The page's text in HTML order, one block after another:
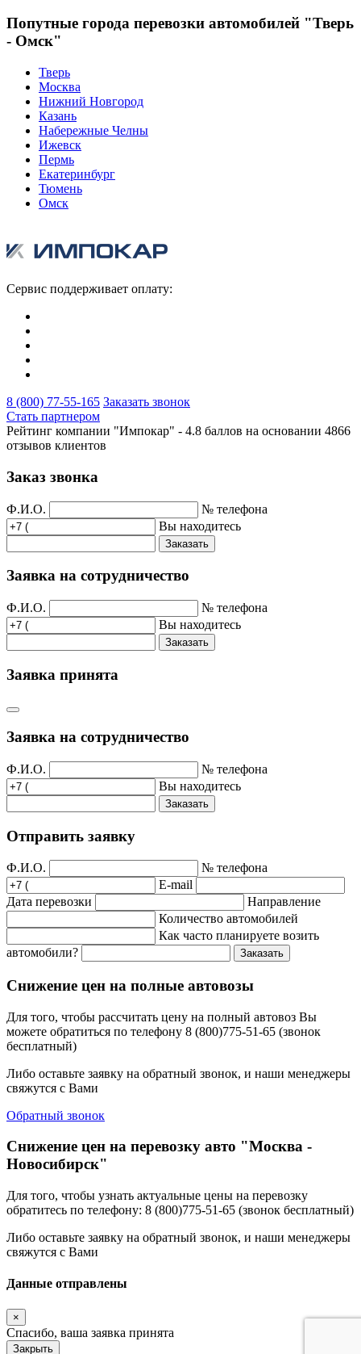
Попутные города перевозки автомобилей "Тверь
- Омск"
Тверь
Москва
Нижний Новгород
Казань
Набережные Челны
Ижевск
Пермь
Екатеринбург
Тюмень
Омск
Сервис поддерживает оплату:
8 (800) 77-55-165 Заказать звонок
Стать партнером
Рейтинг компании "Импокар" - 4.8 баллов на основании 4866
отзывов клиентов
Заказ звонка
Ф.И.О.
№ телефона
Вы находитесь
Заказать
Заявка на сотрудничество
Ф.И.О.
№ телефона
Вы находитесь
Заказать
Заявка принята
Заявка на сотрудничество
Ф.И.О.
№ телефона
Вы находитесь
Заказать
Отправить заявку
Ф.И.О.
№ телефона
E-mail
Дата перевозки
Направление
Количество автомобилей
Как часто планируете возить
автомобили?
Заказать
Снижение цен на полные автовозы
Для того, чтобы рассчитать цену на полный автовоз Вы
можете обратиться по телефону 8 (800)775-51-65 (звонок
бесплатный)
Либо оставьте заявку на обратный звонок, и наши менеджеры
свяжутся с Вами
Обратный звонок
Снижение цен на перевозку авто "Москва -
Новосибирск"
Для того, чтобы узнать актуальные цены на перевозку
обратитесь по телефону: 8 (800)775-51-65 (звонок бесплатный)
Либо оставьте заявку на обратный звонок, и наши менеджеры
свяжутся с Вами
Данные отправлены
×
Спасибо, ваша заявка принята
Закрыть